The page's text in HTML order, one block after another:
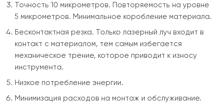
Точность 10 микрометров. Повторяемость на уровне
5 микрометров. Минимальное коробление материала.
Бесконтактная резка. Только лазерный луч входит в
контакт с материалом, тем самым избегается
механическое трение, которое приводит к износу
инструмента.
Низкое потребление энергии.
Минимизация расходов на монтаж и обслуживание.